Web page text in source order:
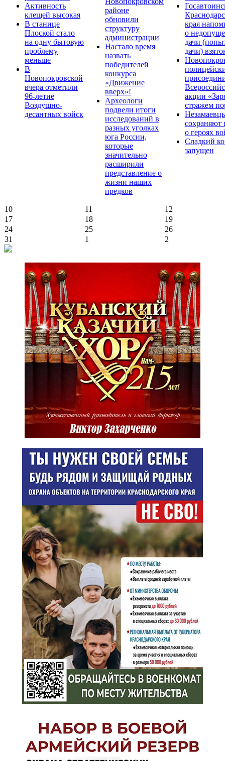
Активность
клещей высокая
В станице
Плоской стало
на одну бытовую
проблему
меньше
В
Новопокровской
вчера отметили
96-летие
Воздушно-
десантных войск
районе
обновили
структуру
администрации
Настало время
назвать
победителей
конкурса
«Движение
вверх»!
Археологи
подвели итоги
исследований в
разных уголках
юга России,
которые
значительно
расширили
представление о
жизни наших
предков
края
о
дачи
дачи)
акции
стражем
сохраняют
о героях
Сладкий
запущен
10 11
12
17
18
19
24
25
26
31
1 2